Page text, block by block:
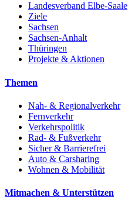
Landesverband Elbe-Saale
Ziele
Sachsen
Sachsen-Anhalt
Thüringen
Projekte & Aktionen
Themen
Nah- & Regionalverkehr
Fernverkehr
Verkehrspolitik
Rad- & Fußverkehr
Sicher & Barrierefrei
Auto & Carsharing
Wohnen & Mobilität
Mitmachen & Unterstützen